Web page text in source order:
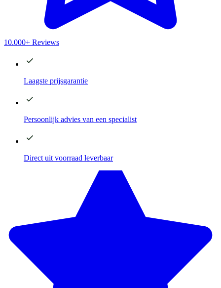
10.000+ Reviews
Laagste prijsgarantie
Persoonlijk advies van een specialist
Direct uit voorraad leverbaar